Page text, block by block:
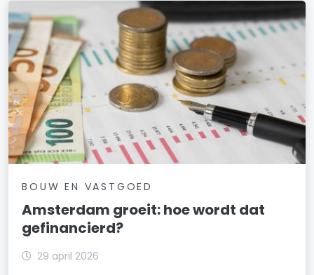
Slotermeer-West
Slotermeer-Zuidoost
Slotervaart-Noord
Slotervaart-Zuid
Spaarndammerbuurt/Zeeheldenbuurt
Staatsliedenbuurt
Stadionbuurt
Transvaalbuurt
BOUW EN VASTGOED
Amsterdam groeit: hoe wordt dat
gefinancierd?
29 april 2026